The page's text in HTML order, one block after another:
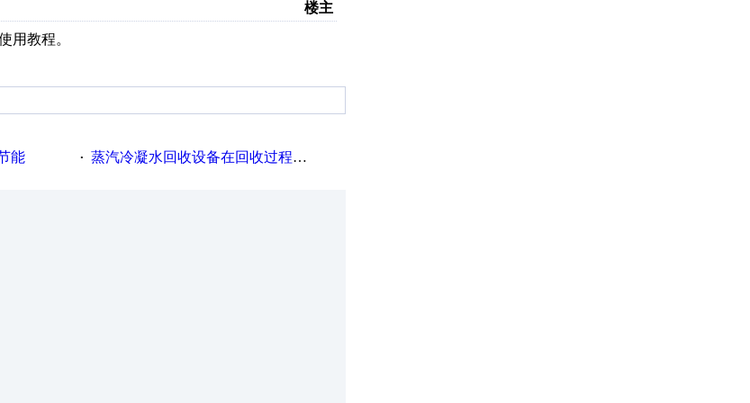
楼主
用教程。
能 · 蒸汽冷凝水回收设备在回收过程中的运行要点